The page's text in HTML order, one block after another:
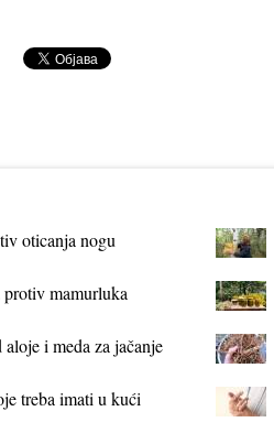
oticanja nogu
mamurluka
i meda za jačanje
treba imati u kući